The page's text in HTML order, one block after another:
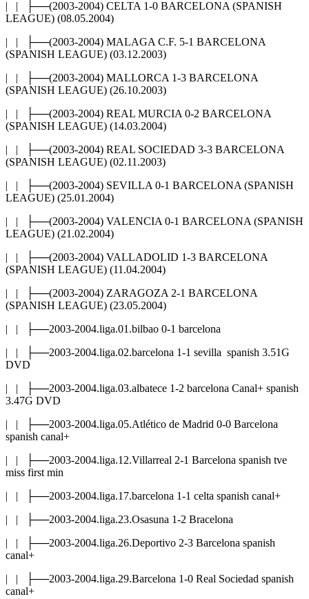
| | ├──(2003-2004) CELTA 1-0 BARCELONA (SPANISH
LEAGUE) (08.05.2004)
| | ├──(2003-2004) MALAGA C.F. 5-1 BARCELONA
(SPANISH LEAGUE) (03.12.2003)
| | ├──(2003-2004) MALLORCA 1-3 BARCELONA
(SPANISH LEAGUE) (26.10.2003)
| | ├──(2003-2004) REAL MURCIA 0-2 BARCELONA
(SPANISH LEAGUE) (14.03.2004)
| | ├──(2003-2004) REAL SOCIEDAD 3-3 BARCELONA
(SPANISH LEAGUE) (02.11.2003)
| | ├──(2003-2004) SEVILLA 0-1 BARCELONA (SPANISH
LEAGUE) (25.01.2004)
| | ├──(2003-2004) VALENCIA 0-1 BARCELONA (SPANISH
LEAGUE) (21.02.2004)
| | ├──(2003-2004) VALLADOLID 1-3 BARCELONA
(SPANISH LEAGUE) (11.04.2004)
| | ├──(2003-2004) ZARAGOZA 2-1 BARCELONA
(SPANISH LEAGUE) (23.05.2004)
| | ├──2003-2004.liga.01.bilbao 0-1 barcelona
| | ├──2003-2004.liga.02.barcelona 1-1 sevilla spanish 3.51G
DVD
| | ├──2003-2004.liga.03.albatece 1-2 barcelona Canal+ spanish
3.47G DVD
| | ├──2003-2004.liga.05.Atlético de Madrid 0-0 Barcelona
spanish canal+
| | ├──2003-2004.liga.12.Villarreal 2-1 Barcelona spanish tve
miss first min
| | ├──2003-2004.liga.17.barcelona 1-1 celta spanish canal+
| | ├──2003-2004.liga.23.Osasuna 1-2 Bracelona
| | ├──2003-2004.liga.26.Deportivo 2-3 Barcelona spanish
canal+
| | ├──2003-2004.liga.29.Barcelona 1-0 Real Sociedad spanish
canal+